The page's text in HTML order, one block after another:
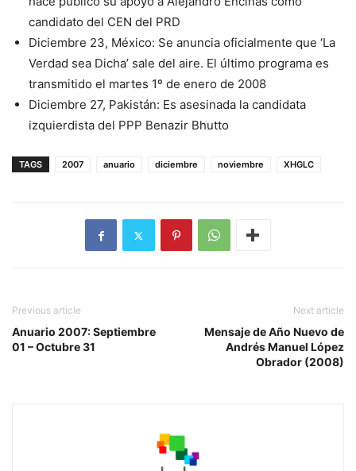
candidato del CEN del PRD
Diciembre 23, México: Se anuncia oficialmente que ‘La
Verdad sea Dicha’ sale del aire. El último programa es
transmitido el martes 1º de enero de 2008
Diciembre 27, Pakistán: Es asesinada la candidata
izquierdista del PPP Benazir Bhutto
TAGS 2007 anuario diciembre noviembre XHGLC
Previous article
Anuario 2007: Septiembre
01 – Octubre 31
Next article
Mensaje de Año Nuevo de
Andrés Manuel López
Obrador (2008)